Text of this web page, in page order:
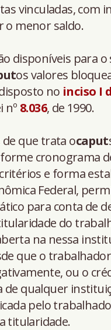
vinculadas, com
o menor saldo.
disponíveis para o
os valores
no inciso I
nº 8.036, de 1990.
de que trata ocaput
cronograma
e forma
Federal,
para conta de
do
na nessa
que o
ou o
de qualquer
pelo
titularidade.